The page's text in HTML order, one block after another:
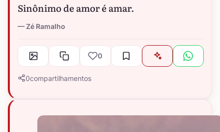
Sinônimo de amor é amar.
Zé Ramalho
0
0compartilhamentos